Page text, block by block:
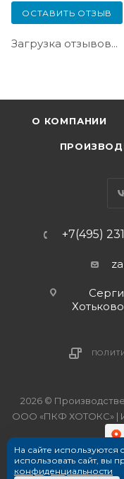
ОСТАВИТЬ ОТЗЫВ
Загрузка отзывов...
О КОМПАНИИ
+7(495)
2026 ©
ООО «ПКФ ХОТОКС» |
На сайте используются
использовать сайт, вы
конфиденциальности